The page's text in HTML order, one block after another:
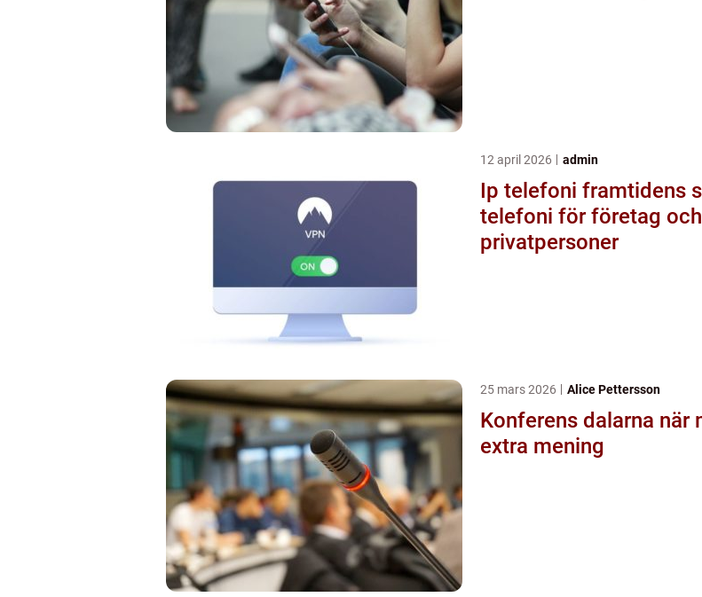
12 april 2026 admin
Ip telefoni framtidens smarta
telefoni för företag och
privatpersoner
25 mars 2026 Alice Pettersson
Konferens dalarna när mötet får
extra mening